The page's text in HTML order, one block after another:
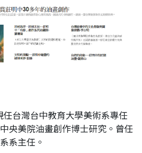
台灣台中教育大學美術系專任
央美院油畫創作博士研究。曾任
系主任。